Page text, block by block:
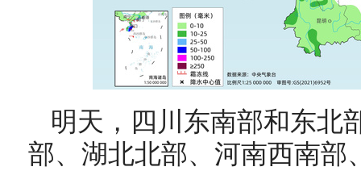
明天， 四川东南部和东北
部、湖北北部、河南西南部